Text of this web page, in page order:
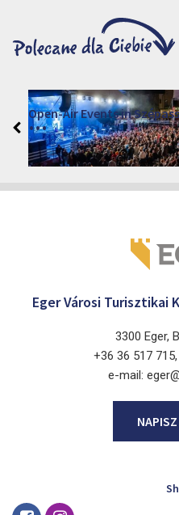
VINO – Wine Tasting
2026. sierpień 12 - 17.
Eger 3300, Dobó István tér
Eger Városi Turisztikai
3300 Eger,
+36 36 517
e-mail: